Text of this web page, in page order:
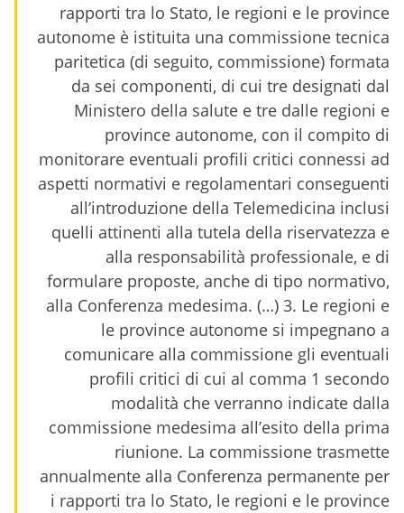
rapporti tra lo Stato, le regioni e le province
autonome è istituita una commissione tecnica
paritetica (di seguito, commissione) formata
da sei componenti, di cui tre designati dal
Ministero della salute e tre dalle regioni e
province autonome, con il compito di
monitorare eventuali profili critici connessi ad
aspetti normativi e regolamentari conseguenti
all’introduzione della Telemedicina inclusi
quelli attinenti alla tutela della riservatezza e
alla responsabilità professionale, e di
formulare proposte, anche di tipo normativo,
alla Conferenza medesima. (…) 3. Le regioni e
le province autonome si impegnano a
comunicare alla commissione gli eventuali
profili critici di cui al comma 1 secondo
modalità che verranno indicate dalla
commissione medesima all’esito della prima
riunione. La commissione trasmette
annualmente alla Conferenza permanente per
i rapporti tra lo Stato, le regioni e le province